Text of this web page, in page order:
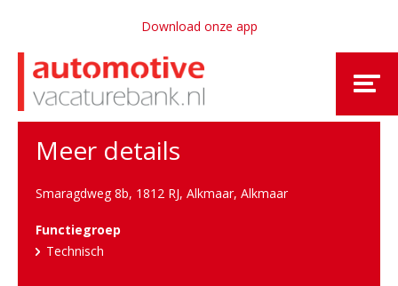
Download onze app
Meer details
Smaragdweg 8b, 1812 RJ, Alkmaar, Alkmaar
Functiegroep
Technisch